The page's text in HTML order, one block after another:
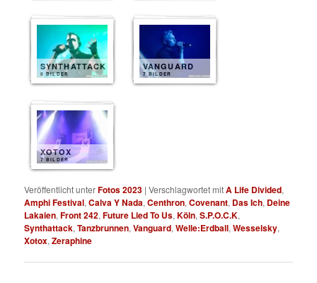
SYNTHATTACK
8 BILDER
VANGUARD
7 BILDER
XOTOX
7 BILDER
Veröffentlicht unterFotos 2023 |Verschlagwortet mitA Life Divided,
Amphi Festival,Calva Y Nada,Centhron,Covenant, Das Ich, Deine
Lakaien,Front 242,Future Lied To Us,Köln,S.P.O.C.K,
Synthattack,Tanzbrunnen,Vanguard,Welle:Erdball,Wesselsky,
Xotox,Zeraphine